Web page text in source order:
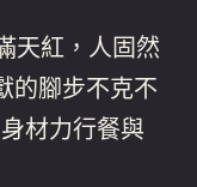
天紅，人固然
的腳步不克不
材力行餐與